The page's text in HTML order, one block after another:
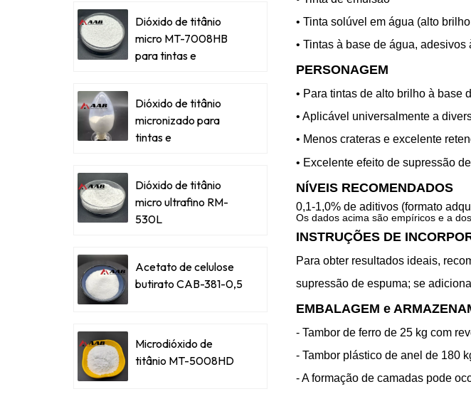
• Tinta solúvel em água (alto
• Tintas à base de água, adesivos
PERSONAGEM
• Para tintas de alto brilho à base
• Aplicável universalmente a
• Menos crateras e excelente
• Excelente efeito de supressão
NÍVEIS RECOMENDADOS
0,1-1,0% de aditivos (formato
Os dados acima são empíricos e a
INSTRUÇÕES DE
Para obter resultados ideais,
supressão de espuma; se
EMBALAGEM e
- Tambor de ferro de 25 kg com
- Tambor plástico de anel de 180
- A formação de camadas pode
Dióxido de titânio
micro MT-7008HB
para tintas e
Dióxido de titânio
micronizado para
tintas e
Dióxido de titânio
micro ultrafino RM-
530L
Acetato de celulose
butirato CAB-381-0,5
Microdióxido de
titânio MT-5008HD